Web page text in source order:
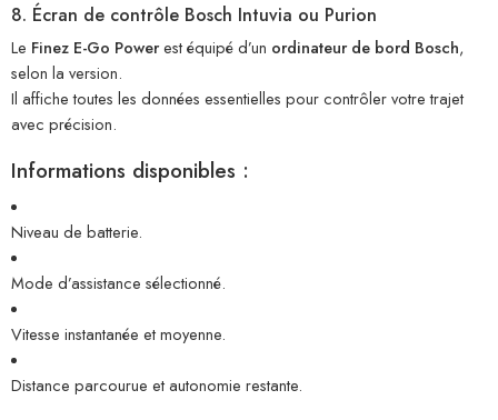
8. Écran de contrôle Bosch Intuvia ou Purion
Le Finez E-Go Powerest équipé d’un ordinateur de bord Bosch,
selon la version.
Il affiche toutes les données essentielles pour contrôler votre trajet
avec précision.
Informations disponibles :
Niveau de batterie.
Mode d’assistance sélectionné.
Vitesse instantanée et moyenne.
Distance parcourue et autonomie restante.